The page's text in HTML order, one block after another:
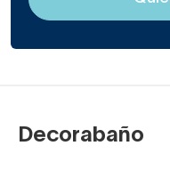
Decorabaño